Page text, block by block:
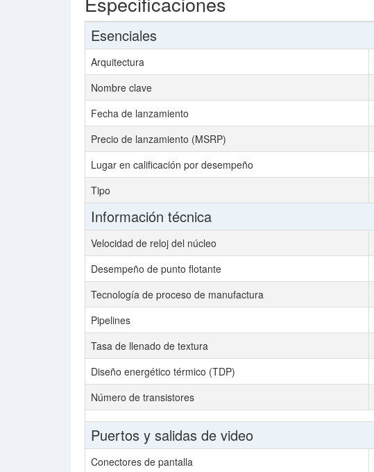
Esenciales
Arquitectura
Nombre clave
Fecha de lanzamiento
Precio de lanzamiento (MSRP)
Lugar en calificación por desempeño
Tipo
Información técnica
Velocidad de reloj del núcleo
Desempeño de punto flotante
Tecnología de proceso de manufactura
Pipelines
Tasa de llenado de textura
Diseño energético térmico (TDP)
Número de transistores
Puertos y salidas de video
Conectores de pantalla